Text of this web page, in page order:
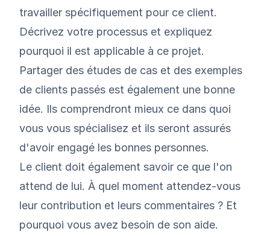
travailler spécifiquement pour ce client.
Décrivez votre processus et expliquez
pourquoi il est applicable à ce projet.
Partager des études de cas et des exemples
de clients passés est également une bonne
idée. Ils comprendront mieux ce dans quoi
vous vous spécialisez et ils seront assurés
d'avoir engagé les bonnes personnes.
Le client doit également savoir ce que l'on
attend de lui. À quel moment attendez-vous
leur contribution et leurs commentaires ? Et
pourquoi vous avez besoin de son aide.